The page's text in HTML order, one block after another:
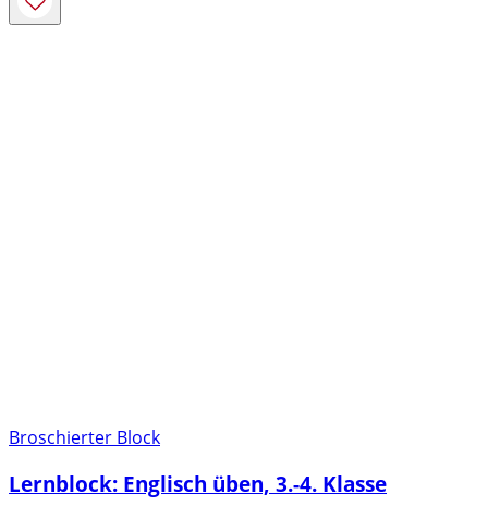
Broschierter Block
Lernblock: Englisch üben, 3.-4. Klasse